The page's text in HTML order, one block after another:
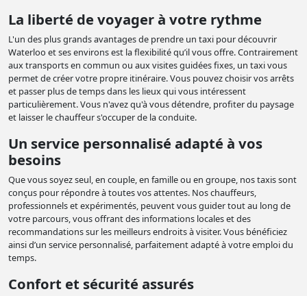
La liberté de voyager à votre rythme
L'un des plus grands avantages de prendre un taxi pour découvrir
Waterloo et ses environs est la flexibilité qu’il vous offre. Contrairement
aux transports en commun ou aux visites guidées fixes, un taxi vous
permet de créer votre propre itinéraire. Vous pouvez choisir vos arrêts
et passer plus de temps dans les lieux qui vous intéressent
particulièrement. Vous n'avez qu'à vous détendre, profiter du paysage
et laisser le chauffeur s'occuper de la conduite.
Un service personnalisé adapté à vos
besoins
Que vous soyez seul, en couple, en famille ou en groupe, nos taxis sont
conçus pour répondre à toutes vos attentes. Nos chauffeurs,
professionnels et expérimentés, peuvent vous guider tout au long de
votre parcours, vous offrant des informations locales et des
recommandations sur les meilleurs endroits à visiter. Vous bénéficiez
ainsi d’un service personnalisé, parfaitement adapté à votre emploi du
temps.
Confort et sécurité assurés